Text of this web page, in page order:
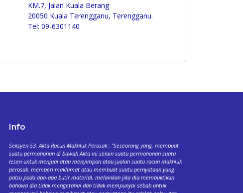
KM.7, Jalan Kuala Berang
20050 Kuala Terengganu, Terengganu.
Tel: 09-6301140
Info
Seksyen 53, Akta Racun Makhluk Perosak : "Seseorang yang, membuat
suatu permohonan di bawah Akta ini selain suatu permohonan suatu
lesen untuk menjual atau menyimpan atau jualan suatu racun makhluk
perosak, memberi maklumat atau membuat suatu pernyataan yang
palsu pada apa-apa butir material, melainkan jika dia membuktikan
bahawa dia tidak mengetahui dan tidak mempunyai sebab untuk